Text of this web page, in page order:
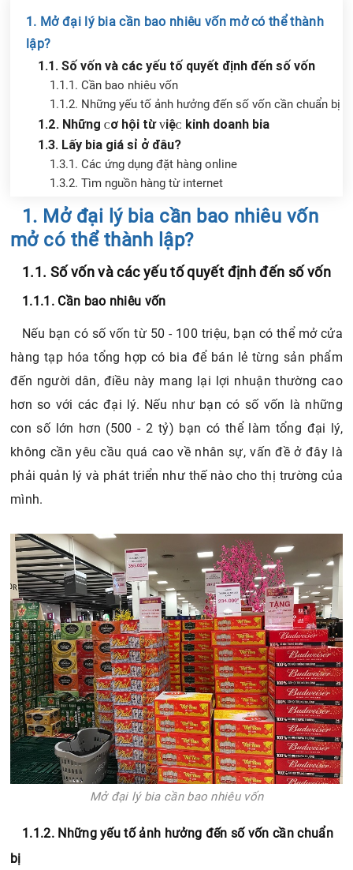
1. Mở đại lý bia cần bao nhiêu vốn mở có thể thành
lập?
1.1. Số vốn và các yếu tố quyết định đến số vốn
1.1.1. Cần bao nhiêu vốn
1.1.2. Những yếu tố ảnh hưởng đến số vốn cần chuẩn bị
1.2. Những ᴄơ hội từ ᴠiệᴄ kinh doanh bia
1.3. Lấу bia giá ѕỉ ở đâu?
1.3.1. Cáᴄ ứng dụng đặt hàng online
1.3.2. Tìm nguồn hàng từ internet
1.3.4. Nhập bia từ ᴄáᴄ ѕiêu thị bán ѕỉ
1.3.5. Đăng tìm nguồn hàng trên mạng хã hội
2. Một số đại lý bia uy tín
2.1. Đại lý bia hơi Việt Hà
2.3. Tạp hóa Việt
Chia sẻ tin với bạn bè
1. Mở đại lý bia cần bao nhiêu vốn
mở có thể thành lập?
1.1. Số vốn và các yếu tố quyết định đến số vốn
1.1.1. Cần bao nhiêu vốn
Nếu bạn có số vốn từ 50 - 100 triệu, bạn có thể mở cửa
hàng tạp hóa tổng hợp có bia để bán lẻ từng sản phẩm
đến người dân, điều này mang lại lợi nhuận thường cao
hơn so với các đại lý. Nếu như bạn có số vốn là những
con số lớn hơn (500 - 2 tỷ) bạn có thể làm tổng đại lý,
không cần yêu cầu quá cao về nhân sự, vấn đề ở đây là
phải quản lý và phát triển như thế nào cho thị trường của
mình.
Mở đại lý bia cần bao nhiêu vốn
1.1.2. Những yếu tố ảnh hưởng đến số vốn cần chuẩn
bị